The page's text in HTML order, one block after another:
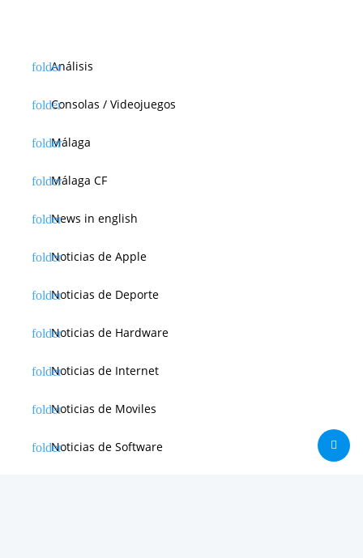
Análisis
Consolas / Videojuegos
Málaga
Málaga CF
News in english
Noticias de Apple
Noticias de Deporte
Noticias de Hardware
Noticias de Internet
Noticias de Moviles
Noticias de Software